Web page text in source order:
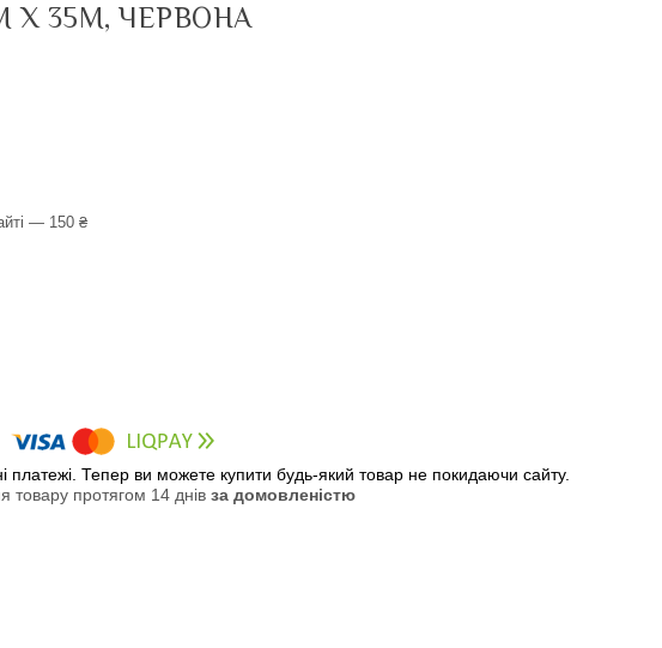
X 35М, ЧЕРВОНА
— 150 ₴
платежі. Тепер ви можете купити будь-який товар не покидаючи сайту.
товару протягом 14 днів за домовленістю